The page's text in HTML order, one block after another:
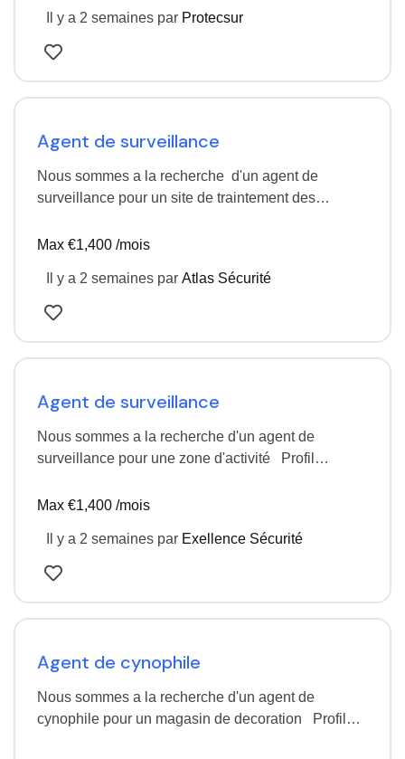
Il y a 2 semaines par Protecsur
Agent de surveillance
Nous sommes a la recherche d'un agent de
surveillance pour un site de traintement des
Max €1,400 /mois
Il y a 2 semaines par Atlas Sécurité
Agent de surveillance
Nous sommes a la recherche d'un agent de
surveillance pour une zone d'activité Profil
temps…
Max €1,400 /mois
Il y a 2 semaines par Exellence Sécurité
Agent de cynophile
Nous sommes a la recherche d'un agent de
cynophile pour un magasin de decoration Profil